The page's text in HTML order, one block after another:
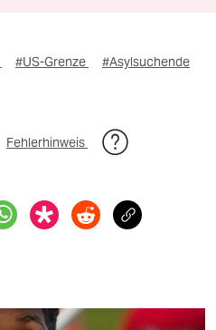
#US-Grenze
#Asylsuchende
Fehlerhinweis